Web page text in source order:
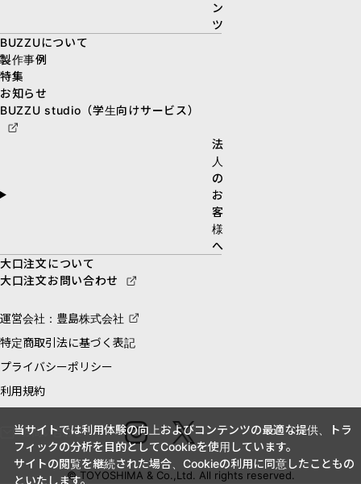
ン
ツ
BUZZUについて
製作事例
特集
お知らせ
BUZZU studio（学生向けサービス）
法
人
の
お
客
様
へ
大口注文について
大口注文お問い合わせ
運営会社：豊島株式会社
特定商取引法に基づく表記
プライバシーポリシー
利用規約
お問い合わせ
© TOYOSHIMA & Co.,Ltd. All rights reserved.
当サイトでは利用体験の向上およびコンテンツの最適な提供、トラ
フィックの分析を目的としてCookieを使用しています。
サイトの閲覧を継続された場合、Cookieの利用に同意したこともの
といたします。